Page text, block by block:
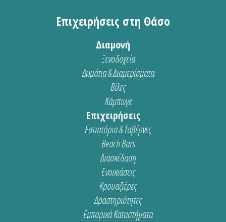
Επιχειρήσεις στη Θάσο
Διαμονή
Ξενοδοχεία
Δωμάτια & Διαμερίσματα
Βίλες
Κάμπινγκ
Επιχειρήσεις
Εστιατόρια & Ταβέρνες
Beach Bars
Διασκέδαση
Ενοικιάσεις
Κρουαζιέρες
Δραστηριότητες
Εμπορικά Καταστήματα